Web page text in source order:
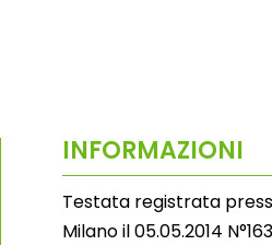
INFORMAZIONI
Testata registrata
Milano il 05.05.2014